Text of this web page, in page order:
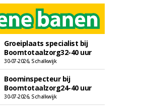
Groeiplaats specialist bij
Boomtotaalzorg32-40 uur
30-07-2026, Schalkwijk
Boominspecteur bij
Boomtotaalzorg24-40 uur
30-07-2026, Schalkwijk